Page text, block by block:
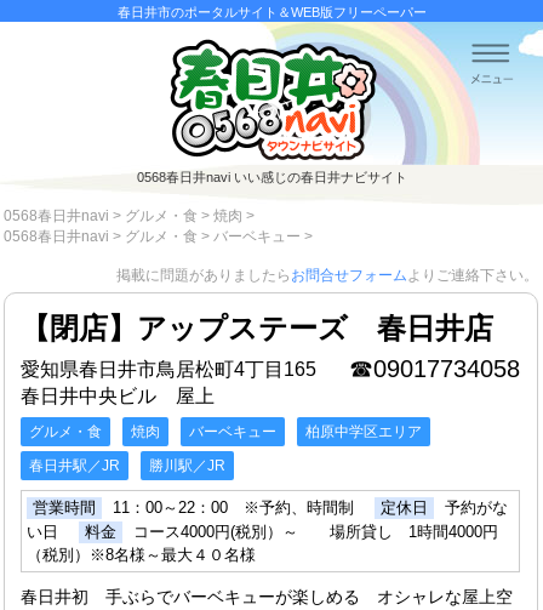
春日井市のポータルサイト＆WEB版フリーペーパー
0568春日井naviいい感じの春日井ナビサイト
0568春日井navi > グルメ・食 > 焼肉 >
0568春日井navi > グルメ・食 > バーベキュー >
掲載に問題がありましたら お問合せフォームよりご連絡下さい。
【閉店】アップステーズ 春日井店
☎09017734058
愛知県春日井市鳥居松町4丁目165
春日井中央ビル 屋上
グルメ・食 焼肉 バーベキュー
柏原中学区エリア
春日井駅／JR
勝川駅／JR
営業時間 11：00～22：00 ※予約、時間制 定休日
予約がな
い日
料金
コース4000円(税別）～ 場所貸し 1時間4000円
（税別）※8名様～最大４０名様
春日井初 手ぶらでバーベキューが楽しめる オシャレな屋上空